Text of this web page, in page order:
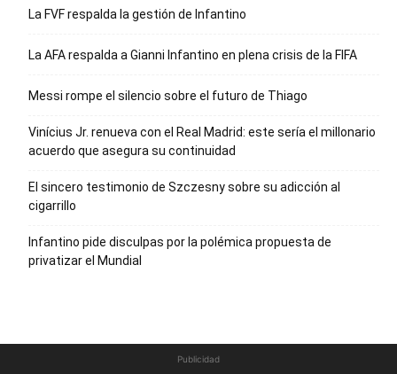
La FVF respalda la gestión de Infantino
La AFA respalda a Gianni Infantino en plena crisis de la FIFA
Messi rompe el silencio sobre el futuro de Thiago
Vinícius Jr. renueva con el Real Madrid: este sería el millonario
acuerdo que asegura su continuidad
El sincero testimonio de Szczesny sobre su adicción al
cigarrillo
Infantino pide disculpas por la polémica propuesta de
privatizar el Mundial
Publicidad